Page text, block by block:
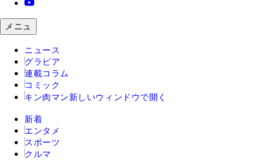
メニュ
ニュース
グラビア
連載コラム
コミック
キン肉マン 新しいウィンドウで開く
新着
エンタメ
スポーツ
クルマ